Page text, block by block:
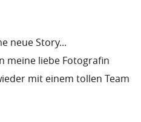
neue Story...
meine liebe Fotografin
mit einem tollen Team